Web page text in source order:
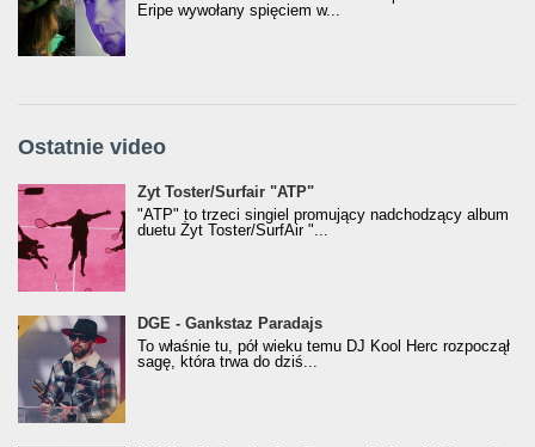
Eripe wywołany spięciem w...
Ostatnie video
Żyt Toster/SurfAir - ATP VIDEO
Żyt Toster/Surfair "ATP"
"ATP" to trzeci singiel promujący nadchodzący album
duetu Żyt Toster/SurfAir "...
donGURALesko z nagrodą za
Klasyczny/Trueschoolowy Album Roku
(Popkillery 2023)
DGE - Gankstaz Paradajs
To właśnie tu, pół wieku temu DJ Kool Herc rozpoczął
sagę, która trwa do dziś...